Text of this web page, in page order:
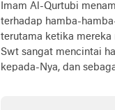
Imam Al-Qurtubi
terhadap hamba-
terutama ketika
Swt sangat mencintai
kepada-Nya, dan